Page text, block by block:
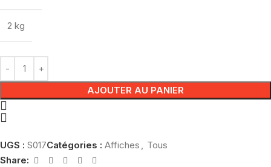
2 kg
AJOUTER AU PANIER
UGS : S017Catégories : Affiches , Tous
Share: